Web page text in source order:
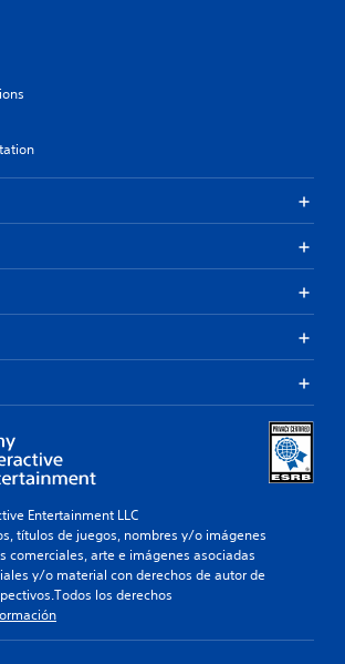
Entertainment LLC
títulos de juegos, nombres y/o imágenes
comerciales, arte e imágenes asociadas
y/o material con derechos de autor de
los derechos